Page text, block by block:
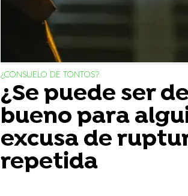
¿CONSUELO DE TONTOS?
¿Se puede ser
bueno para
excusa de
repetida